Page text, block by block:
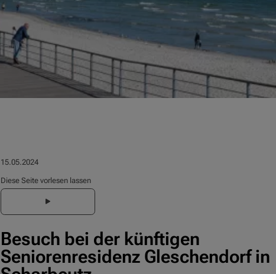
15.05.2024
Diese Seite vorlesen lassen
Besuch bei der künftigen
Seniorenresidenz Gleschendorf in